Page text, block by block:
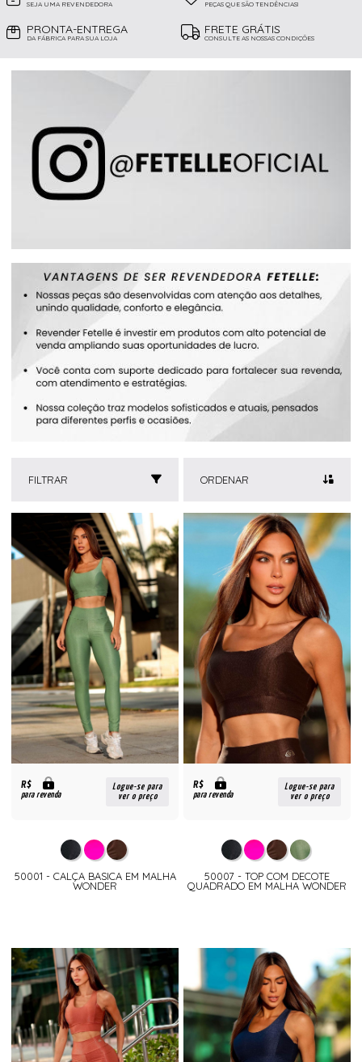
SEJA UMA REVENDEDORA PEÇAS QUE SÃO TENDÊNCIAS!
PRONTA-ENTREGA
DA FÁBRICA PARA SUA LOJA
FRETE GRÁTIS
CONSULTE AS NOSSAS CONDIÇÕES
FILTRAR ORDENAR
R$
para revenda
Logue-se para
ver o preço
50001 - CALÇA BASICA EM MALHA
WONDER
R$
para revenda
Logue-se para
ver o preço
50007 - TOP COM DECOTE
QUADRADO EM MALHA WONDER